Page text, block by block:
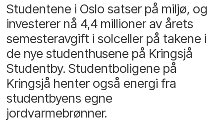
Studentene i Oslo satser på miljø, og
investerer nå 4,4 millioner av årets
semesteravgift i solceller på takene i
de nye studenthusene på Kringsjå
Studentby. Studentboligene på
Kringsjå henter også energi fra
studentbyens egne
jordvarmebrønner.